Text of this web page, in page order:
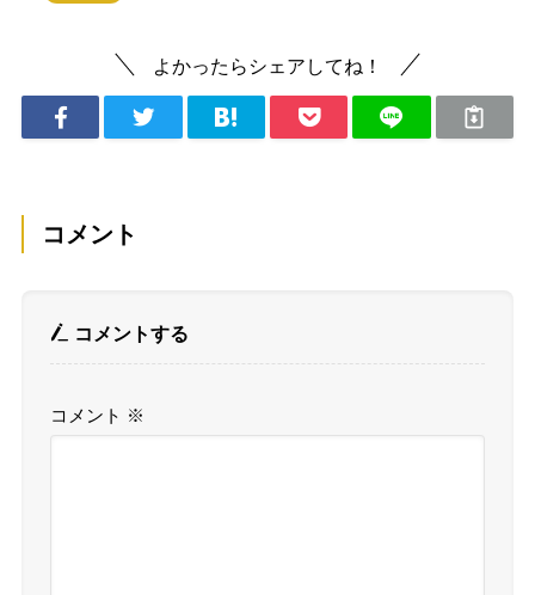
よかったらシェアしてね！
コメント
コメントする
コメント ※